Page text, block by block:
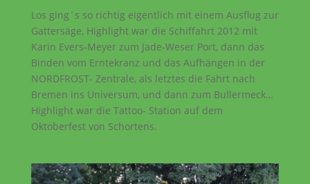
Los ging´s so richtig eigentlich mit einem Ausflug zur
Gattersäge, Highlight war die Schiffahrt 2012 mit
Karin Evers-Meyer zum Jade-Weser Port, dann das
Binden vom Erntekranz und das Aufhängen in der
NORDFROST- Zentrale, als letztes die Fahrt nach
Bremen ins Universum, und dann zum Bullermeck…
Highlight war die Tattoo- Station auf dem
Oktoberfest von Schortens.